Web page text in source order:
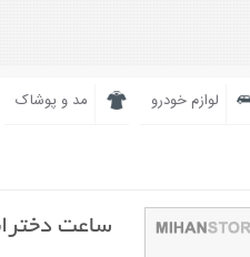
لوازم خودرو مد و پوشاک
ساعت دخترانه 6 بند قابل